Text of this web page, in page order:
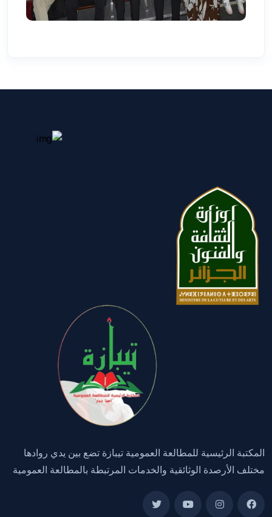
المكتبة الرئيسية للمطالعة العمومية تيبازة تضع بين يدي روادها
مختلف الأرصدة الوثائقية والخدمات المرتبطة بالمطالعة العمومية